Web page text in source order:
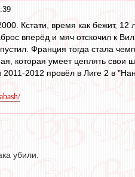
Кстати, время как бежит,
вперёд и мяч отскочил к
Франция тогда стала
которая умеет цеплять
2012 провёл в Лиге 2 в
убили.